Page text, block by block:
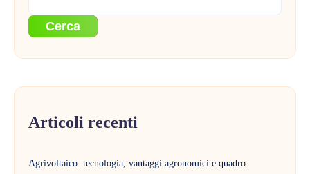
Cerca
Articoli recenti
Agrivoltaico: tecnologia, vantaggi agronomici e quadro